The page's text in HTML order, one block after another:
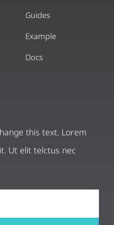
Guides
Example
Docs
this text. Lorem
Ut elit telctus nec